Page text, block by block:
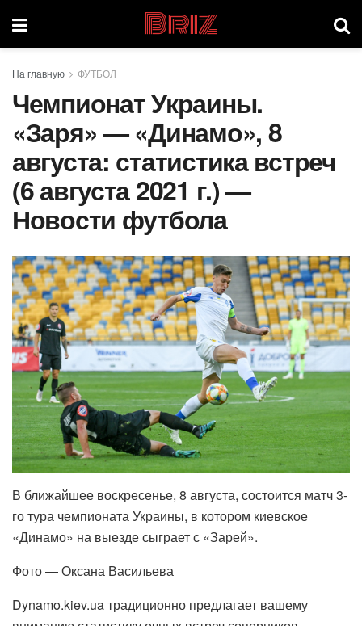
Briz
На главную ФУТБОЛ
Чемпионат Украины.
«Заря» — «Динамо», 8
августа: статистика встреч
(6 августа 2021 г.) —
Новости футбола
В ближайшее воскресенье, 8 августа, состоится матч 3-
го тура чемпионата Украины, в котором киевское
«Динамо» на выезде сыграет с «Зарей».
Фото — Оксана Васильева
Dynamo.kiev.ua традиционно предлагает вашему